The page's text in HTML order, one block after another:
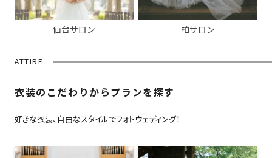
仙台サロン 柏サロン
ATTIRE
衣装のこだわりからプランを探す
好きな衣装、自由なスタイルでフォトウェディング！